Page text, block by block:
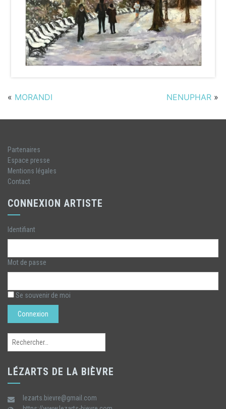
« MORANDI NENUPHAR »
Partenaires
Espace presse
Mentions légales
Contact
CONNEXION ARTISTE
Identifiant
Mot de passe
Se souvenir de moi
Rechercher :
LÉZARTS DE LA BIÈVRE
lezarts.bievre@gmail.com